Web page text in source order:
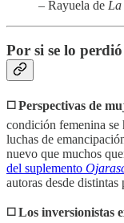
– Rayuela de
Por si se lo perdió
◻️ Perspectivas de
condición femenina se
luchas de
nuevo que muchos
del suplemento
autoras desde distintas
◻️ Los inversionistas